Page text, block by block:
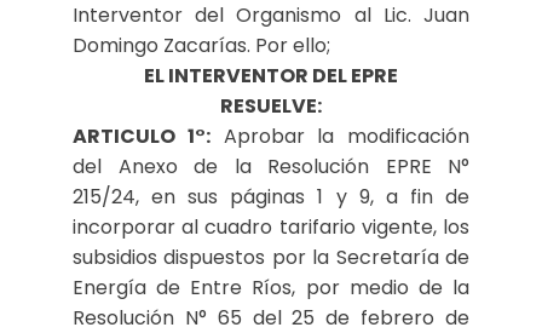
Interventor del Organismo al Lic. Juan
Domingo Zacarías. Por ello;
EL INTERVENTOR DEL EPRE
RESUELVE:
ARTICULO 1°:Aprobar la modificación
del Anexo de la Resolución EPRE N°
215/24, en sus páginas 1 y 9, a fin de
incorporar al cuadro tarifario vigente, los
subsidios dispuestos por la Secretaría de
Energía de Entre Ríos, por medio de la
Resolución N° 65 del 25 de febrero de